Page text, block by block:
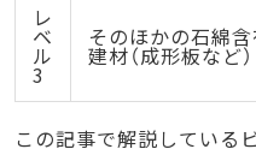
レ
ベ
ル
3
そのほかの石綿含
建材（成形板など）
この記事で解説している